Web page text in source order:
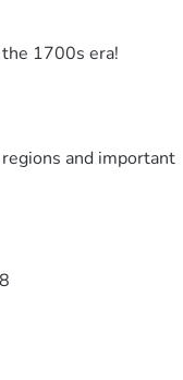
1700s era!
and important